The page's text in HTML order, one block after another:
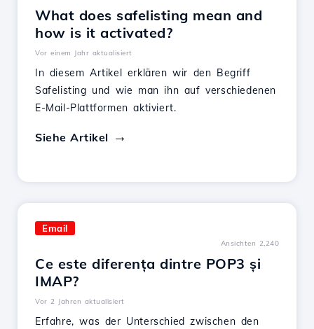
What does safelisting mean and
how is it activated?
Vor einem Jahr aktualisiert
In diesem Artikel erklären wir den Begriff
Safelisting und wie man ihn auf verschiedenen
E-Mail-Plattformen aktiviert.
Siehe Artikel
Email
Ansichten 2,240
Ce este diferența dintre POP3 și
IMAP?
Vor 2 Jahren aktualisiert
Erfahre, was der Unterschied zwischen den